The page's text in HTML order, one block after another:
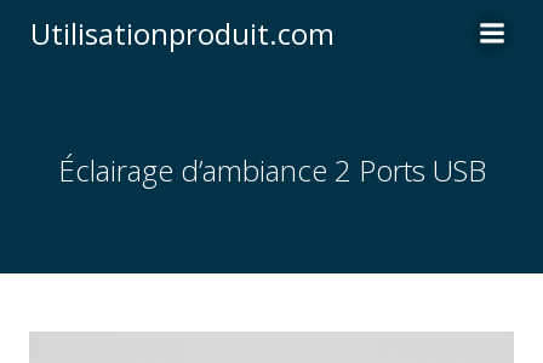
to
Utilisationproduit.com
Éclairage d’ambiance 2 Ports USB